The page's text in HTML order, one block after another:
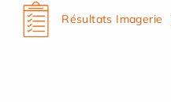
Résultats Imagerie